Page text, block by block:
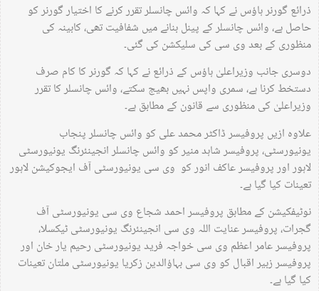
ذرائع گورنر ہاؤس نے کہا کہ وائس چانسلر تقرر کرنے کا اختیار گورنر کو
حاصل ہے، وائس چانسلر کے پینل بنانے میں شفافیت تھی، کابینہ کی
منظوری کے بعد وی سی کی سلیکشن کی گئی۔
دوسری جانب وزیراعلیٰ ہاؤس کے ذرائع نے کہا کہ گورنر کا کام صرف
دستخط کرنا ہے، سمری واپس نہیں بھیج سکتے، وائس چانسلر کا تقرر
وزیراعلیٰ کی منظوری سے قانون کے مطابق ہے۔
علاوہ ازیں پروفیسر ڈاکٹر محمد علی کو وائس چانسلر پنجاب
یونیورسٹی، پروفیسر شاہد منیر کو وائس چانسلر انجینئرنگ یونیورسٹی
لاہور اور پروفیسر عاکف انور کو وی سی یونیورسٹی آف ایجوکیشن لاہور
تعینات کیا گیا ہے۔
نوٹیفکیشن کے مطابق پروفیسر احمد شجاع وی سی یونیورسٹی آف
گجرات، پروفیسر عنایت اللہ وی سی انجینئرنگ یونیورسٹی ٹیکسلا،
پروفیسر عامر اعظم وی سی خواجہ فرید یونیورسٹی رحیم یار خان اور
پروفیسر زبیر اقبال کو وی سی بہاؤالدین زکریا یونیورسٹی ملتان تعینات
کیا گیا ہے۔